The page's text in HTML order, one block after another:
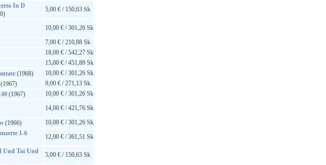
In D
5,00 € / 150,63 Sk
10,00 € / 301,26 Sk
7,00 € / 210,88 Sk
18,00 € / 542,27 Sk
15,00 € / 451,89 Sk
(1968)
10,00 € / 301,26 Sk
9,00 € / 271,13 Sk
(1967)
10,00 € / 301,26 Sk
14,00 € / 421,76 Sk
(1966)
10,00 € / 301,26 Sk
1-6
12,00 € / 361,51 Sk
Und Tat Und
5,00 € / 150,63 Sk